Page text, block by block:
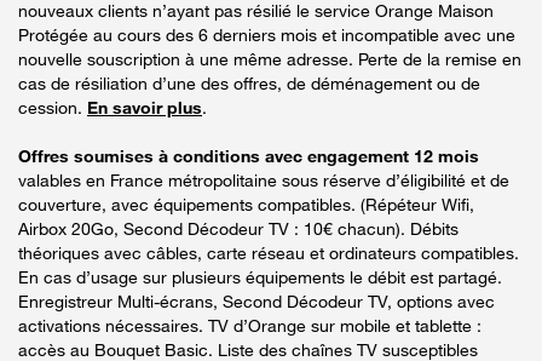
nouveaux clients n’ayant pas résilié le service Orange Maison
Protégée au cours des 6 derniers mois et incompatible avec une
nouvelle souscription à une même adresse. Perte de la remise en
cas de résiliation d’une des offres, de déménagement ou de
cession. En savoir plus.
Offres soumises à conditions avec engagement 12 mois
valables en France métropolitaine sous réserve d’éligibilité et de
couverture, avec équipements compatibles. (Répéteur Wifi,
Airbox 20Go, Second Décodeur TV : 10€ chacun). Débits
théoriques avec câbles, carte réseau et ordinateurs compatibles.
En cas d’usage sur plusieurs équipements le débit est partagé.
Enregistreur Multi-écrans, Second Décodeur TV, options avec
activations nécessaires. TV d’Orange sur mobile et tablette :
accès au Bouquet Basic. Liste des chaînes TV susceptibles